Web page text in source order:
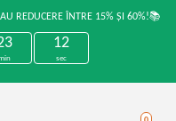
REDUCERE ÎNTRE 15% ȘI 60%!📚
11
sec